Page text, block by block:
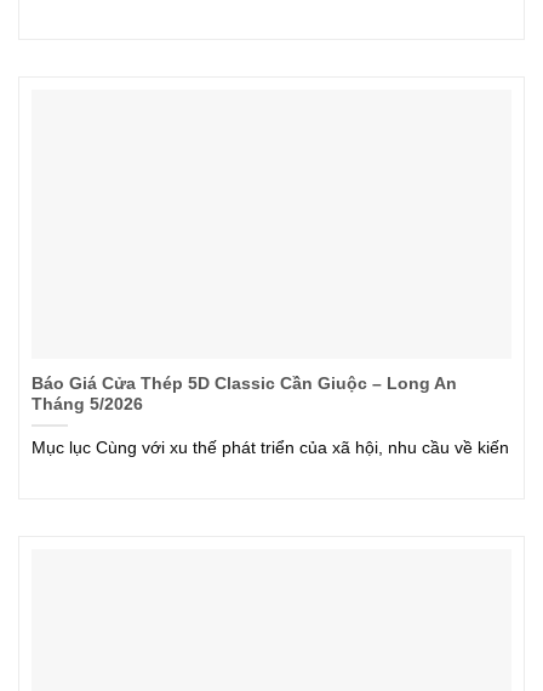
Báo Giá Cửa Thép 5D Classic Cần Giuộc – Long An
Tháng 5/2026
Mục lục Cùng với xu thế phát triển của xã hội, nhu cầu về kiến